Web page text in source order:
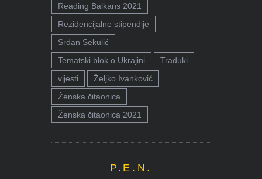
Reading Balkans 2021
Rezidencijalne stipendije
Srđan Sekulić
Tematski blok o Ukrajini
Traduki
vijesti
Željko Ivanković
Ženska čitaonica
Ženska čitaonica 2021
P.E.N.